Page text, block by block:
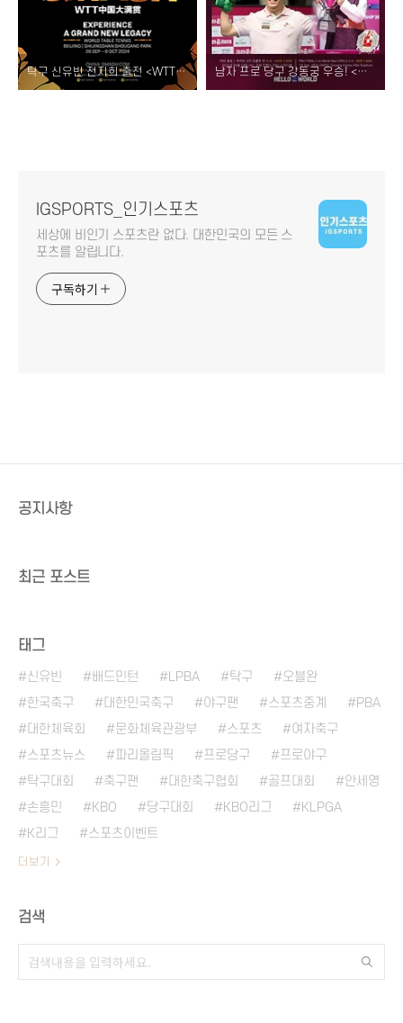
탁구 신유빈 전지희 출전 <WTT 차이나 스매시> 소개! [중국 베이징 경기 일정 중계 우승 상금 단식 혼합 복식 결과] 남자 프로 당구 강동궁 우승! <크라운해태 PBA 챔피언십 한가위> 결승 결과 [초클루 준우승 웰컴톱랭킹 상금]
IGSPORTS_인기스포츠
세상에 비인기 스포츠란 없다. 대한민국의 모든 스
포츠를 알립니다.
구독하기
공지사항
최근 포스트
태그
신유빈 배드민턴 LPBA 탁구
오블완
한국축구
대한민국축구 야구팬 스포츠중계
PBA
대한체육회
문화체육관광부 스포츠
여자축구
스포츠뉴스
파리올림픽 프로당구
프로야구
탁구대회
축구팬 대한축구협회 골프대회
안세영
손흥민
KBO 당구대회 KBO리그
KLPGA
K리그
스포츠이벤트
더보기
검색